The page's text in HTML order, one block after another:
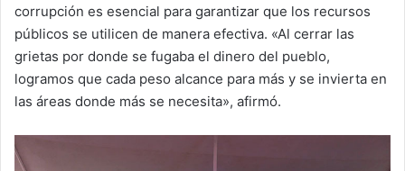
corrupción es esencial para garantizar que los recursos
públicos se utilicen de manera efectiva. «Al cerrar las
grietas por donde se fugaba el dinero del pueblo,
logramos que cada peso alcance para más y se invierta en
las áreas donde más se necesita», afirmó.